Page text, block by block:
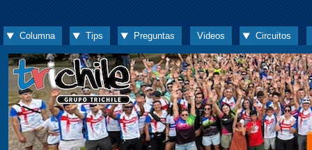
Columna Tips Preguntas Videos Circuitos